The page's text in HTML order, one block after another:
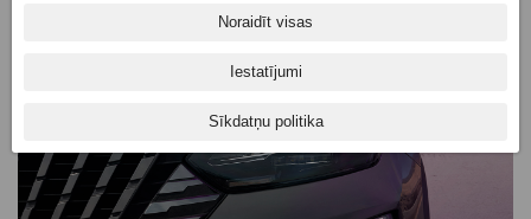
Noraidīt visas
Iestatījumi
Sīkdatņu politika